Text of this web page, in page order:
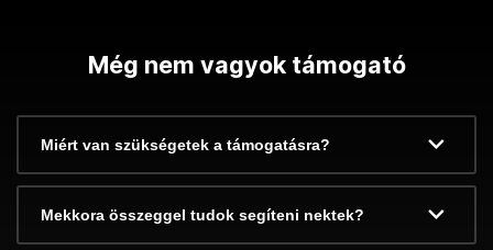
Még nem vagyok támogató
Miért van szükségetek a támogatásra?
Mekkora összeggel tudok segíteni nektek?